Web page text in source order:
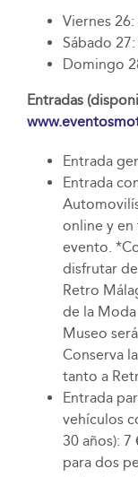
Viernes
Sábado
Domingo
Entradas
Entrada
Entrada
online y
evento.
disfrutar
Retro
de la
Museo
Conserva
tanto a
Entrada
vehículos
30 años):
para dos